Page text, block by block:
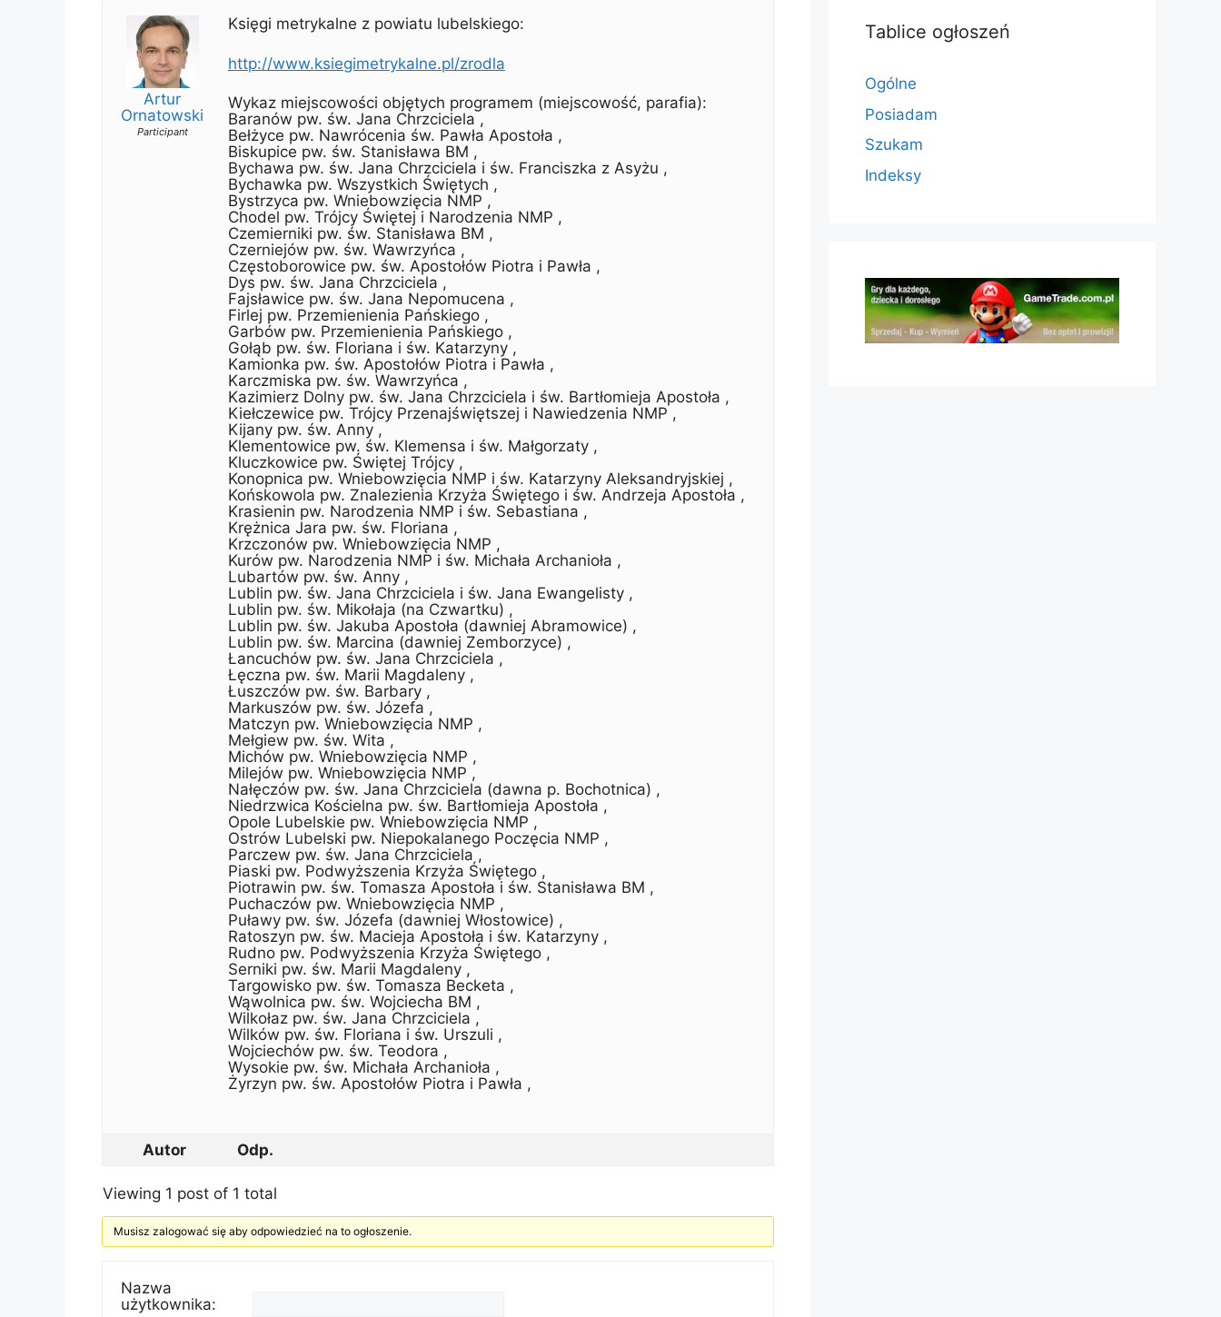
Artur
Ornatowski
Participant
Księgi metrykalne z powiatu lubelskiego:
http://www.ksiegimetrykalne.pl/zrodla
Wykaz miejscowości objętych programem (miejscowość, parafia):
Baranów pw. św. Jana Chrzciciela ,
Bełżyce pw. Nawrócenia św. Pawła Apostoła ,
Biskupice pw. św. Stanisława BM ,
Bychawa pw. św. Jana Chrzciciela i św. Franciszka z Asyżu ,
Bychawka pw. Wszystkich Świętych ,
Bystrzyca pw. Wniebowzięcia NMP ,
Chodel pw. Trójcy Świętej i Narodzenia NMP ,
Czemierniki pw. św. Stanisława BM ,
Czerniejów pw. św. Wawrzyńca ,
Częstoborowice pw. św. Apostołów Piotra i Pawła ,
Dys pw. św. Jana Chrzciciela ,
Fajsławice pw. św. Jana Nepomucena ,
Firlej pw. Przemienienia Pańskiego ,
Garbów pw. Przemienienia Pańskiego ,
Gołąb pw. św. Floriana i św. Katarzyny ,
Kamionka pw. św. Apostołów Piotra i Pawła ,
Karczmiska pw. św. Wawrzyńca ,
Kazimierz Dolny pw. św. Jana Chrzciciela i św. Bartłomieja Apostoła ,
Kiełczewice pw. Trójcy Przenajświętszej i Nawiedzenia NMP ,
Kijany pw. św. Anny ,
Klementowice pw. św. Klemensa i św. Małgorzaty ,
Kluczkowice pw. Świętej Trójcy ,
Konopnica pw. Wniebowzięcia NMP i św. Katarzyny Aleksandryjskiej ,
Końskowola pw. Znalezienia Krzyża Świętego i św. Andrzeja Apostoła ,
Krasienin pw. Narodzenia NMP i św. Sebastiana ,
Krężnica Jara pw. św. Floriana ,
Krzczonów pw. Wniebowzięcia NMP ,
Kurów pw. Narodzenia NMP i św. Michała Archanioła ,
Lubartów pw. św. Anny ,
Lublin pw. św. Jana Chrzciciela i św. Jana Ewangelisty ,
Lublin pw. św. Mikołaja (na Czwartku) ,
Lublin pw. św. Jakuba Apostoła (dawniej Abramowice) ,
Lublin pw. św. Marcina (dawniej Zemborzyce) ,
Łancuchów pw. św. Jana Chrzciciela ,
Łęczna pw. św. Marii Magdaleny ,
Łuszczów pw. św. Barbary ,
Markuszów pw. św. Józefa ,
Matczyn pw. Wniebowzięcia NMP ,
Mełgiew pw. św. Wita ,
Michów pw. Wniebowzięcia NMP ,
Milejów pw. Wniebowzięcia NMP ,
Nałęczów pw. św. Jana Chrzciciela (dawna p. Bochotnica) ,
Niedrzwica Kościelna pw. św. Bartłomieja Apostoła ,
Opole Lubelskie pw. Wniebowzięcia NMP ,
Ostrów Lubelski pw. Niepokalanego Poczęcia NMP ,
Parczew pw. św. Jana Chrzciciela ,
Piaski pw. Podwyższenia Krzyża Świętego ,
Piotrawin pw. św. Tomasza Apostoła i św. Stanisława BM ,
Puchaczów pw. Wniebowzięcia NMP ,
Puławy pw. św. Józefa (dawniej Włostowice) ,
Ratoszyn pw. św. Macieja Apostoła i św. Katarzyny ,
Rudno pw. Podwyższenia Krzyża Świętego ,
Serniki pw. św. Marii Magdaleny ,
Targowisko pw. św. Tomasza Becketa ,
Wąwolnica pw. św. Wojciecha BM ,
Wilkołaz pw. św. Jana Chrzciciela ,
Wilków pw. św. Floriana i św. Urszuli ,
Wojciechów pw. św. Teodora ,
Wysokie pw. św. Michała Archanioła ,
Żyrzyn pw. św. Apostołów Piotra i Pawła ,
Autor Odp.
Viewing 1 post of 1 total
Musisz zalogować się aby odpowiedzieć na to ogłoszenie.
Nazwa
użytkownika:
Tablice ogłoszeń
Ogólne
Posiadam
Szukam
Indeksy